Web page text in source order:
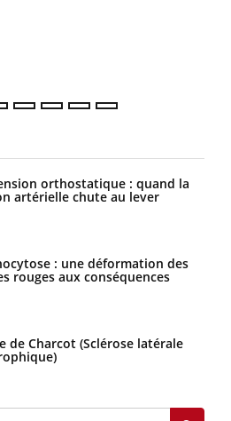
orthostatique : quand la
artérielle chute au lever
: une déformation des
rouges aux conséquences
de Charcot (Sclérose latérale